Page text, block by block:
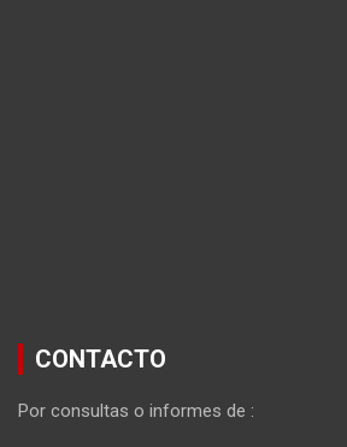
CONTACTO
Por consultas o informes de :